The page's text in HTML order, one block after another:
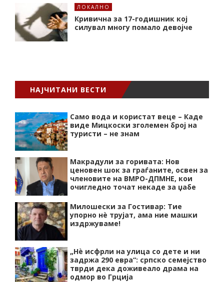
ЛОКАЛНО
Кривична за 17-годишник кој
силувал многу помало девојче
НАЈЧИТАНИ ВЕСТИ
Само вода и користат веце – Каде
виде Мицкоски зголемен број на
туристи – не знам
Макрадули за горивата: Нов
ценовен шок за граѓаните, освен за
членовите на ВМРО-ДПМНЕ, кои
очигледно точат некаде за џабе
Милошески за Гостивар: Тие
упорно нѐ трујат, ама ние машки
издржуваме!
„Нѐ исфрли на улица со дете и ни
задржа 290 евра“: српско семејство
тврди дека доживеало драма на
одмор во Грција